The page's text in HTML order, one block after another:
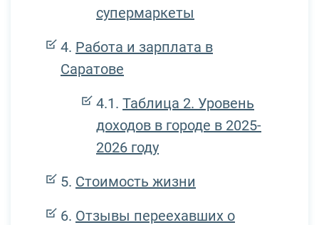
супермаркеты
Работа и зарплата в
Саратове
Таблица 2. Уровень
доходов в городе в 2025-
2026 году
Стоимость жизни
Отзывы переехавших о